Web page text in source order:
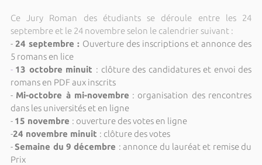
Ce Jury Roman des étudiants se déroule entre les 24
septembre et le 24 novembre selon le calendrier suivant :
- 24 septembre : Ouverture des inscriptions et annonce des
5 romans en lice
- 13 octobre minuit : clôture des candidatures et envoi des
romans en PDF aux inscrits
- Mi-octobre à mi-novembre : organisation des rencontres
dans les universités et en ligne
- 15 novembre : ouverture des votes en ligne
-24 novembre minuit : clôture des votes
-Semaine du 9 décembre : annonce du lauréat et remise du
Prix